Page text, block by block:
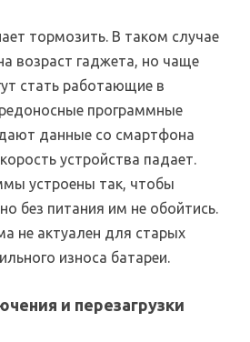
тормозить. В таком случае
возраст гаджета, но чаще
стать работающие в
программные
данные со смартфона
устройства падает.
устроены так, чтобы
без питания им не обойтись.
не актуален для старых
износа батареи.
и перезагрузки